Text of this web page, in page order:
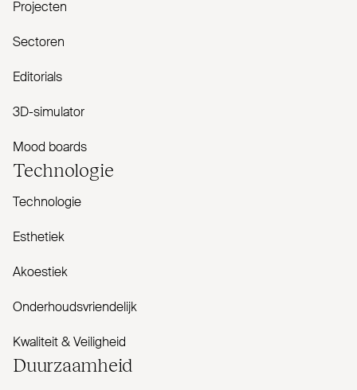
Projecten
Sectoren
Editorials
3D-simulator
Mood boards
Tech­nologie
Technologie
Esthetiek
Akoestiek
Onderhoudsvriendelijk
Kwaliteit & Veiligheid
Duur­zaamheid